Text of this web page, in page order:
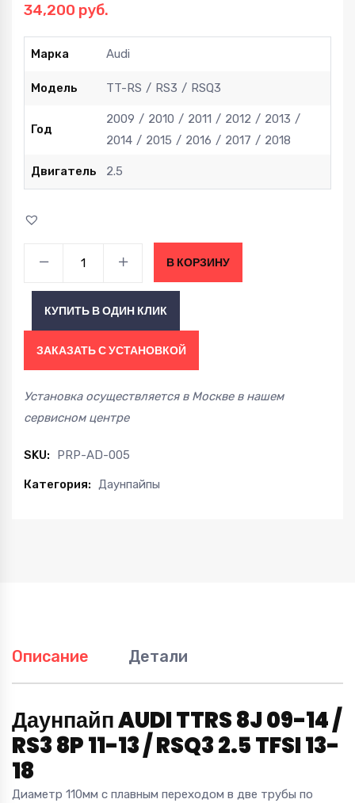
34,200 руб.
Марка Audi
Модель TT-RS RS3 RSQ3
Год
2009 2010 2011 2012
2013
2014
2015 2016 2017 2018
Двигатель 2.5
TTRS
RS3
8P
/
В КОРЗИНУ
КУПИТЬ В ОДИН КЛИК
ЗАКАЗАТЬ С УСТАНОВКОЙ
Установка осуществляется в Москве в нашем
сервисном центре
SKU: PRP-AD-005
Категория: Даунпайпы
Описание Детали
Даунпайп AUDI TTRS 8J 09-14 /
RS3 8P 11-13 / RSQ3 2.5 TFSI 13-
18
Диаметр 110мм с плавным переходом в две трубы по